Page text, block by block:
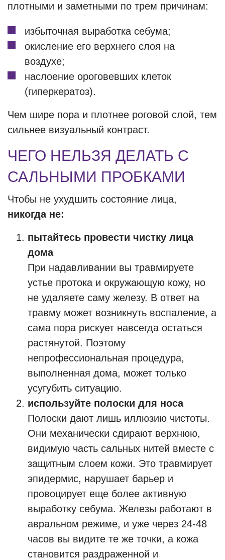
плотными и заметными по трем причинам:
избыточная выработка себума;
окисление его верхнего слоя на
воздухе;
наслоение ороговевших клеток
(гиперкератоз).
Чем шире пора и плотнее роговой слой, тем
сильнее визуальный контраст.
ЧЕГО НЕЛЬЗЯ ДЕЛАТЬ С
САЛЬНЫМИ ПРОБКАМИ
Чтобы не ухудшить состояние лица,
никогда не:
пытайтесь провести чистку лица
дома
При надавливании вы травмируете
устье протока и окружающую кожу, но
не удаляете саму железу. В ответ на
травму может возникнуть воспаление, а
сама пора рискует навсегда остаться
растянутой. Поэтому
непрофессиональная процедура,
выполненная дома, может только
усугубить ситуацию.
используйте полоски для носа
Полоски дают лишь иллюзию чистоты.
Они механически сдирают верхнюю,
видимую часть сальных нитей вместе с
защитным слоем кожи. Это травмирует
эпидермис, нарушает барьер и
провоцирует еще более активную
выработку себума. Железы работают в
авральном режиме, и уже через 24-48
часов вы видите те же точки, а кожа
становится раздраженной и